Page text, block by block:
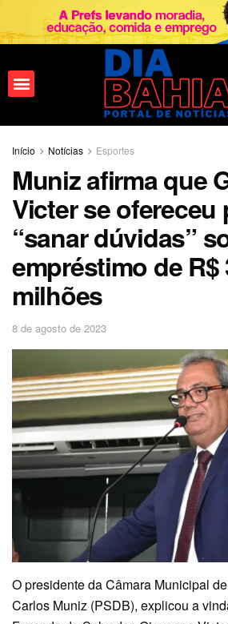
Início Notícias Esportes
Muniz afirma que
Victer se ofereceu
“sanar dúvidas”
empréstimo de R$
milhões
8 de agosto de 2023
O presidente da Câmara Municipal
Carlos Muniz (PSDB), explicou a